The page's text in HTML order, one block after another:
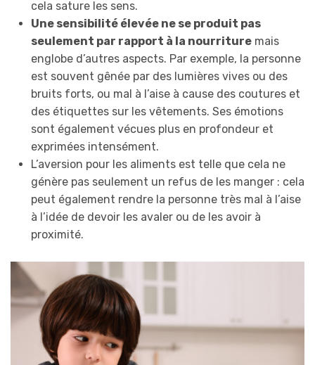
cela sature les sens.
Une sensibilité élevée ne se produit pas
seulement par rapport à la nourrituremais
englobe d’autres aspects. Par exemple, la personne
est souvent gênée par des lumières vives ou des
bruits forts, ou mal à l’aise à cause des coutures et
des étiquettes sur les vêtements. Ses émotions
sont également vécues plus en profondeur et
exprimées intensément.
L’aversion pour les aliments est telle que cela ne
génère pas seulement un refus de les manger : cela
peut également rendre la personne très mal à l’aise
à l’idée de devoir les avaler ou de les avoir à
proximité.